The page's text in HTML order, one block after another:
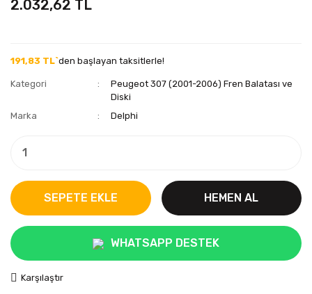
2.032,62 TL
191,83 TL`den başlayan taksitlerle!
Kategori
Peugeot 307 (2001-2006) Fren Balatası ve
Diski
Marka
Delphi
SEPETE EKLE HEMEN AL
WHATSAPP DESTEK
Karşılaştır